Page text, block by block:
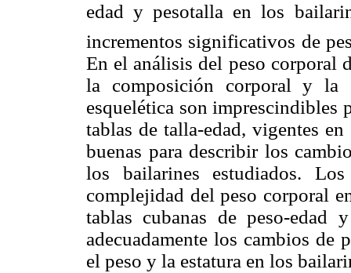
edad y pesotalla en los
incrementos significativos de
En el análisis del peso corporal
la composición corporal y la
esquelética son imprescindibles
tablas de talla-edad, vigentes
buenas para describir los
los bailarines estudiados.
complejidad del peso corporal
tablas cubanas de peso-edad
adecuadamente los cambios de
el peso y la estatura en los